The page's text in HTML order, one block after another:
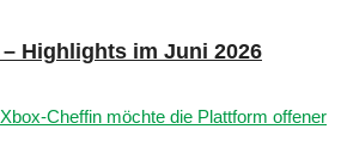
– Highlights im Juni 2026